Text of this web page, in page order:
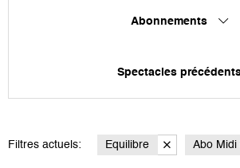
Abonnements
Spectacles
Filtres actuels: Equilibre Abo Midi